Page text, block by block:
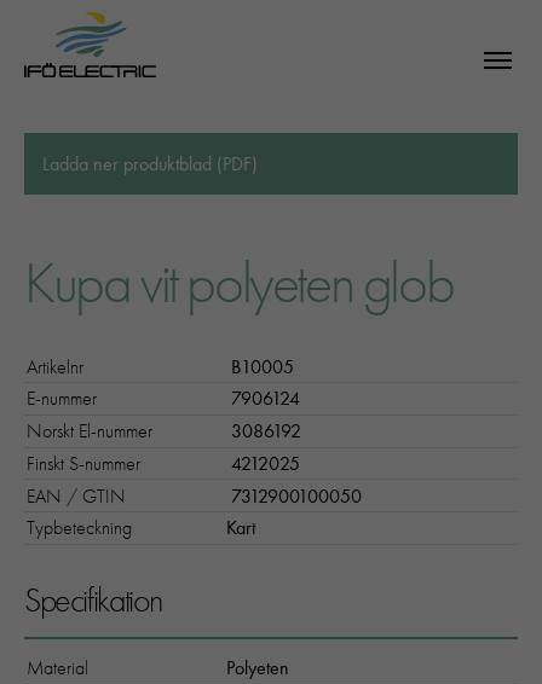
Ladda ner produktblad (PDF)
Kupa vit polyeten glob
Artikelnr
B10005
E-nummer
7906124
Norskt El-nummer
3086192
Finskt S-nummer
4212025
EAN / GTIN
7312900100050
Typbeteckning
Kart
Specifikation
Material
Polyeten